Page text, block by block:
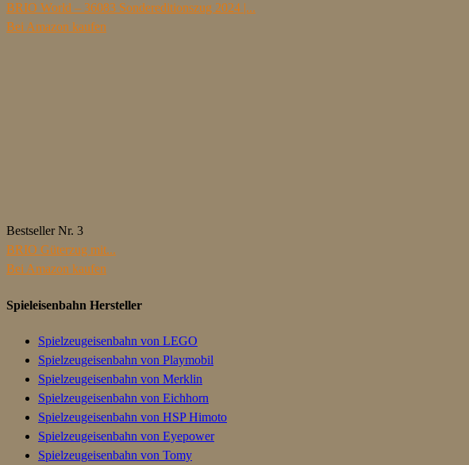
BRIO World – 36083 Sondereditionszug 2024 |...
Bei Amazon kaufen
Bestseller Nr. 3
BRIO Güterzug mit...
Bei Amazon kaufen
Spieleisenbahn Hersteller
Spielzeugeisenbahn von LEGO
Spielzeugeisenbahn von Playmobil
Spielzeugeisenbahn von Merklin
Spielzeugeisenbahn von Eichhorn
Spielzeugeisenbahn von HSP Himoto
Spielzeugeisenbahn von Eyepower
Spielzeugeisenbahn von Tomy